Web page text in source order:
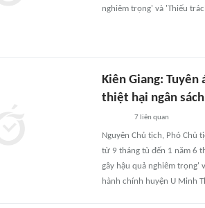
nghiêm trọng' và 'Thiếu
Kiên Giang:
thiệt hại ngân
7 liên quan
Nguyên Chủ tịch, Phó Chủ
từ 9 tháng tù đến 1 năm 6
gây hậu quả nghiêm trọng'
hành chính huyện U Minh